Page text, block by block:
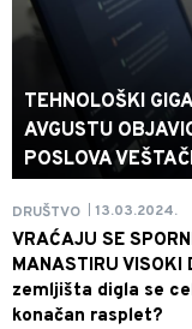
TEHNOLOŠKI
AVGUSTU
POSLOVA
DRUŠTVO 13.03.2024.
VRAĆAJU SE
MANASTIRU
zemljišta digla se
konačan rasplet?